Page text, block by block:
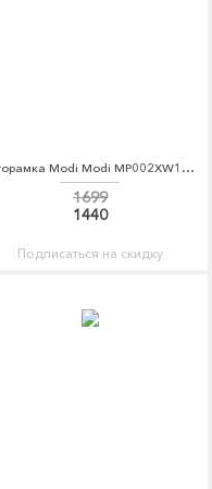
Фоторамка Modi Modi MP002XW1HLK9
1699
1440
Подписаться на скидку